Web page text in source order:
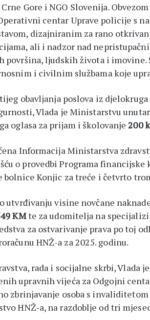
Gore i NGO Slovenija.
centar Uprave policije s
dizajniranim za rano
ali i nadzor nad
površina, ljudskih života i imovine.
i civilnim službama koje
obavljanja poslova iz djelokruga
Vlada je Ministarstvu
oglasa za prijam i školovanje200
Informacija Ministarstva
o provedbi Programa financijske
Konjic za treće i četvrto
utvrđivanju visine novčane
KMte za udomitelja na
za ostvarivanje prava po toj
HNŽ-a za 2025. godinu.
rada i socijalne skrbi, Vlada
upravnih vijeća za Odgojni
zbrinjavanje osoba s
HNŽ-a, na razdoblje od tri